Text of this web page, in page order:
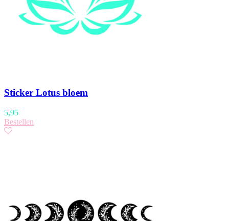
Sticker Lotus bloem
5,95
Bestellen